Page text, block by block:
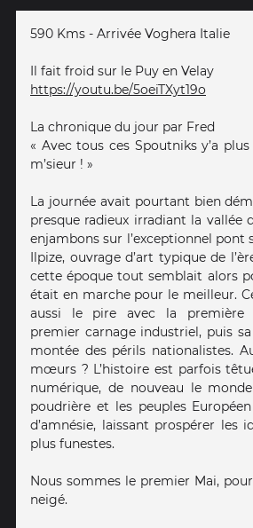
590 Kms - Arrivée Voghera Italie
Il fait froid sur le Puy en Velay
https://youtu.be/5oeiTXyt19o
La chronique du jour par Fred
« Avec tous ces Spoutniks y’a
m’sieur ! »
La journée avait pourtant bien
presque radieux irradiant la vallée
enjambons sur l’exceptionnel pont
Ilpize, ouvrage d’art typique de
cette époque tout semblait alors
était en marche pour le meilleur.
aussi le pire avec la première
premier carnage industriel, puis
montée des périls nationalistes.
mœurs ? L’histoire est parfois
numérique, de nouveau le
poudrière et les peuples
d’amnésie, laissant prospérer les
plus funestes.
Nous sommes le premier Mai,
neigé.